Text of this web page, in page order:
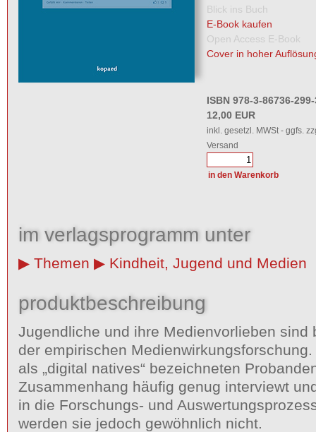
Blick ins Buch
E-Book kaufen
Open Access E-Book
Cover in hoher
ISBN 978-3-86736-
12,00 EUR
inkl. gesetzl. MWSt - ggfs.
Versand
im verlagsprogramm unter
Themen Kindheit, Jugend und Medien
produktbeschreibung
Jugendliche und ihre Medienvorlieben sind
der empirischen
als „digital natives“ bezeichneten
Zusammenhang häufig genug interviewt
in die Forschungs- und
werden sie jedoch gewöhnlich nicht.